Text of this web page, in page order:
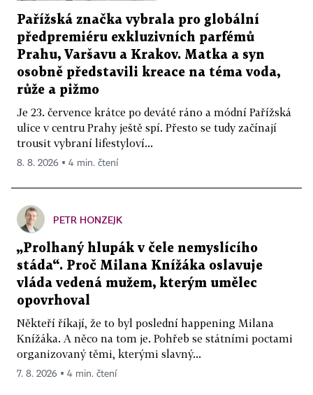
Pařížská značka vybrala pro globální
předpremiéru exkluzivních parfémů
Prahu, Varšavu a Krakov. Matka a syn
osobně představili kreace na téma voda,
růže a pižmo
Je 23. července krátce po deváté ráno a módní Pařížská
ulice v centru Prahy ještě spí. Přesto se tudy začínají
trousit vybraní lifestyloví...
8. 8. 2026 ▪ 4 min. čtení
PETR HONZEJK
„Prolhaný hlupák v čele nemyslícího
stáda“. Proč Milana Knížáka oslavuje
vláda vedená mužem, kterým umělec
opovrhoval
Někteří říkají, že to byl poslední happening Milana
Knížáka. A něco na tom je. Pohřeb se státními poctami
organizovaný těmi, kterými slavný...
7. 8. 2026 ▪ 4 min. čtení